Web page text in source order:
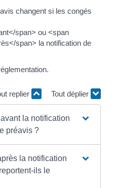
changent si les congés
span> ou <span
span> la notification de
replier Tout déplier
la notification
préavis ?
la notification
ils le